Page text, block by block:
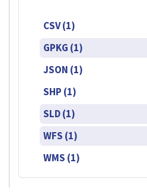
CSV (1)
GPKG (1)
JSON (1)
SHP (1)
SLD (1)
WFS (1)
WMS (1)